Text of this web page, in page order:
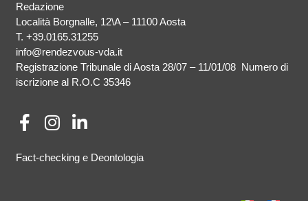
Redazione
Località Borgnalle, 12\A – 11100 Aosta
T.+39.0165.31255
info@rendezvous-vda.it
Registrazione Tribunale di Aosta 28/07 – 11/01/08 Numero di
iscrizione al R.O.C 35346
Fact-checking e Deontologia